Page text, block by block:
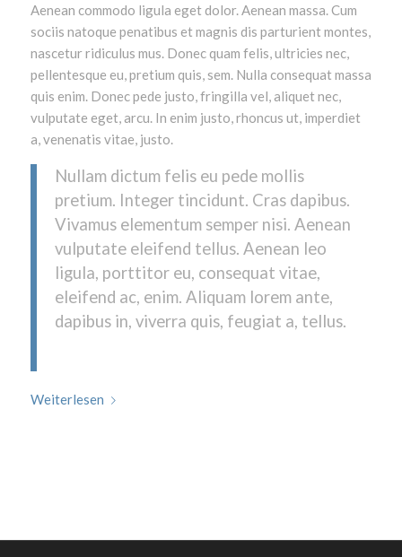
Aenean commodo ligula eget dolor. Aenean massa. Cum
sociis natoque penatibus et magnis dis parturient montes,
nascetur ridiculus mus. Donec quam felis, ultricies nec,
pellentesque eu, pretium quis, sem. Nulla consequat massa
quis enim. Donec pede justo, fringilla vel, aliquet nec,
vulputate eget, arcu. In enim justo, rhoncus ut, imperdiet
a, venenatis vitae, justo.
Nullam dictum felis eu pede mollis
pretium. Integer tincidunt. Cras dapibus.
Vivamus elementum semper nisi. Aenean
vulputate eleifend tellus. Aenean leo
ligula, porttitor eu, consequat vitae,
eleifend ac, enim. Aliquam lorem ante,
dapibus in, viverra quis, feugiat a, tellus.
Weiterlesen